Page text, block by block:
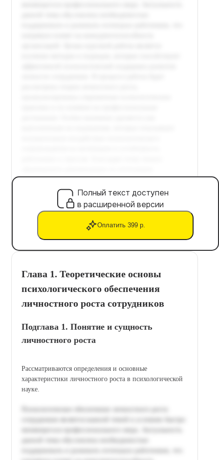
Полный текст доступен
в расширенной версии
Оплатить 399 р.
Глава 1. Теоретические основы
психологического обеспечения
личностного роста сотрудников
Подглава 1. Понятие и сущность
личностного роста
Рассматриваются определения и основные
характеристики личностного роста в психологической
науке.